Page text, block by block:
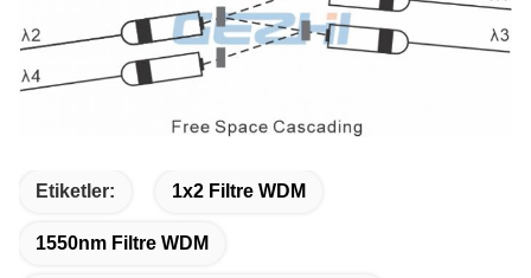
Etiketler: 1x2 Filtre WDM
1550nm Filtre WDM